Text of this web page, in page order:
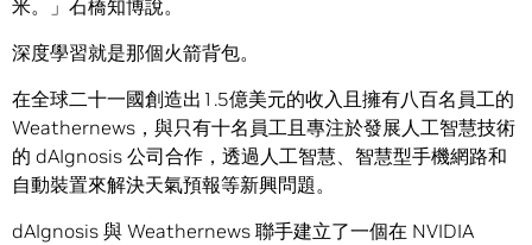
米。」石橋知博說。
深度學習就是那個火箭背包。
在全球二十一國創造出1.5億美元的收入且擁有八百名員工的
Weathernews，與只有十名員工且專注於發展人工智慧技術
的 dAIgnosis 公司合作，透過人工智慧、智慧型手機網路和
自動裝置來解決天氣預報等新興問題。
dAIgnosis 與 Weathernews 聯手建立了一個在 NVIDIA